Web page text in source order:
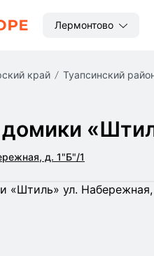
Лермонтово
край Туапсинский
домики
д. 1"Б"/1